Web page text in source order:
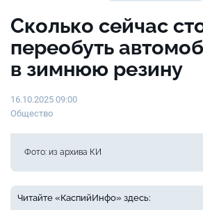
Сколько сейчас
переобуть
в зимнюю резину
16.10.2025 09:00
Общество
Фото: из архива КИ
Читайте «КаспийИнфо» здесь: